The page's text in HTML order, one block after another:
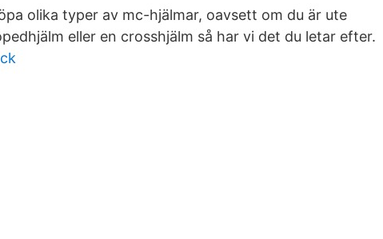
olika typer av mc-hjälmar, oavsett om du är ute
eller en crosshjälm så har vi det du letar efter.